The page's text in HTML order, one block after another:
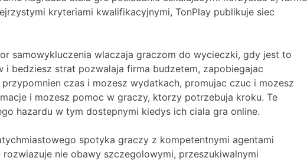
kryteriami kwalifikacyjnymi, TonPlay publikuje siec
samowykluczenia wlaczaja graczom do wycieczki, gdy jest to
bedziesz strat pozwalaja firma budzetem, zapobiegajac
czas i mozesz wydatkach, promujac czuc i mozesz
i mozesz pomoc w graczy, ktorzy potrzebuja kroku. Te
hazardu w tym dostepnymi kiedys ich ciala gra online.
spotyka graczy z kompetentnymi agentami
nie obawy szczegolowymi, przeszukiwalnymi